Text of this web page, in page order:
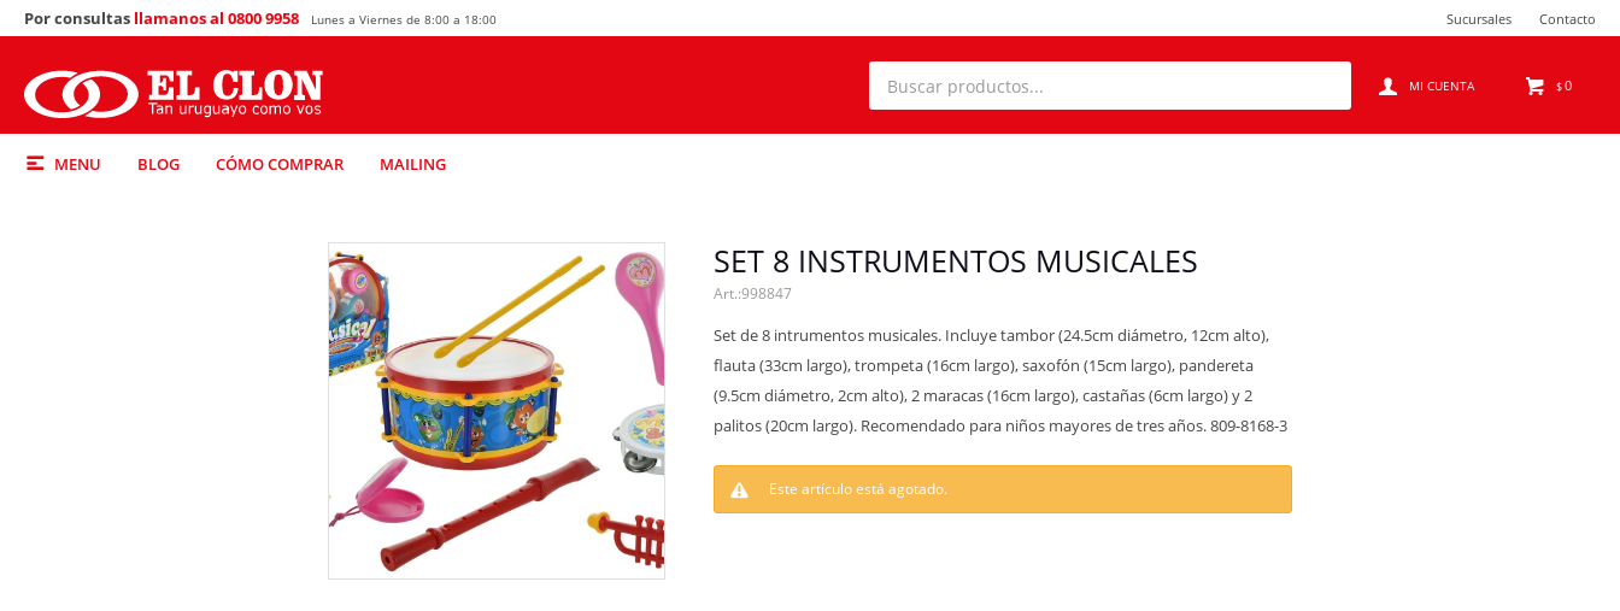
MENU BLOG CÓMO COMPRAR MAILING
$0
Por consultas llamanos al 0800 9958 Lunes a Viernes de 8:00 a 18:00 Sucursales Contacto
SET 8 INSTRUMENTOS MUSICALES
998847
Set de 8 intrumentos musicales. Incluye tambor (24.5cm diámetro, 12cm alto),
flauta (33cm largo), trompeta (16cm largo), saxofón (15cm largo), pandereta
(9.5cm diámetro, 2cm alto), 2 maracas (16cm largo), castañas (6cm largo) y 2
palitos (20cm largo). Recomendado para niños mayores de tres años. 809-8168-3
Este artículo está agotado.